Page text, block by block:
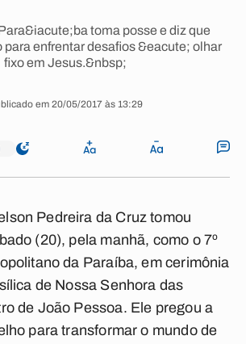
toma posse e diz que
enfrentar desafios &eacute; olhar
fixo em Jesus.&nbsp;
em 20/05/2017 às 13:29
Pedreira da Cruz tomou
(20), pela manhã, como o 7º
da Paraíba, em cerimônia
de Nossa Senhora das
de João Pessoa. Ele pregou a
para transformar o mundo de